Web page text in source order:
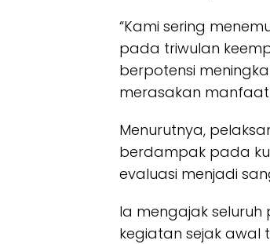
“Kami sering
pada triwulan
berpotensi
merasakan manfaat
Menurutnya,
berdampak pada
evaluasi menjadi
Ia mengajak
kegiatan sejak awal